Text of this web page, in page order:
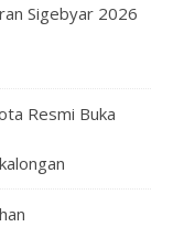
Sigebyar 2026
Resmi Buka